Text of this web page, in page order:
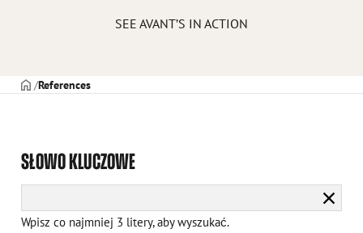
SEE AVANT’S IN ACTION
STRONA TYTUŁOWA
References
SŁOWO KLUCZOWE
Wpisz co najmniej 3 litery, aby wyszukać.